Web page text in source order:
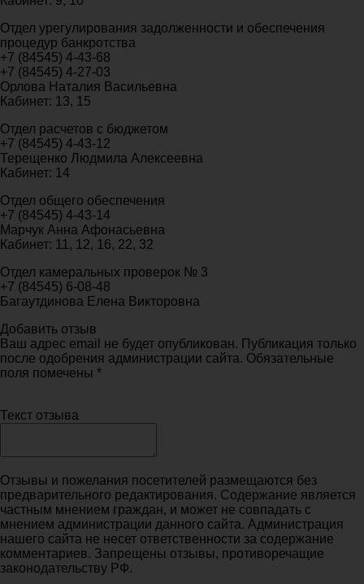
Отдел урегулирования задолженности и обеспечения
процедур банкротства
+7 (84545) 4-43-68
+7 (84545) 4-27-03
Орлова Наталия Васильевна
Кабинет: 13, 15
Отдел расчетов с бюджетом
+7 (84545) 4-43-12
Терещенко Людмила Алексеевна
Кабинет: 14
Отдел общего обеспечения
+7 (84545) 4-43-14
Марчук Анна Афонасьевна
Кабинет: 11, 12, 16, 22, 32
Отдел камеральных проверок № 3
+7 (84545) 6-08-48
Багаутдинова Елена Викторовна
Добавить отзыв
Ваш адрес email не будет опубликован. Публикация только
после одобрения администрации сайта. Обязательные
поля помечены *
Текст отзыва
Отзывы и пожелания посетителей размещаются без
предварительного редактирования. Содержание является
частным мнением граждан, и может не совпадать с
мнением администрации данного сайта. Администрация
нашего сайта не несет ответственности за содержание
комментариев. Запрещены отзывы, противоречащие
законодательству РФ.